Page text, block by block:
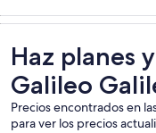
excursiones de
Haz planes
Galileo
Precios encontrados en
para ver los precios